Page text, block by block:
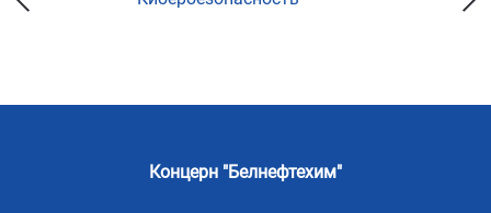
Концерн "Белнефтехим"